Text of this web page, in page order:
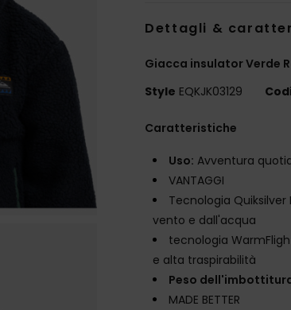
Dettagli &
Giacca insulator Verde
Style EQKJK03129
Caratteristiche
Uso: Avventura
VANTAGGI
Tecnologia
vento e dall'acqua
tecnologia
e alta traspirabilità
Peso
MADE BETTER